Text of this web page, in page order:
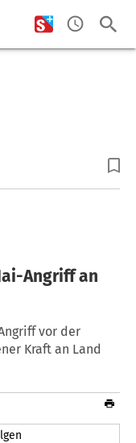
Angriff an
vor der
Kraft an Land